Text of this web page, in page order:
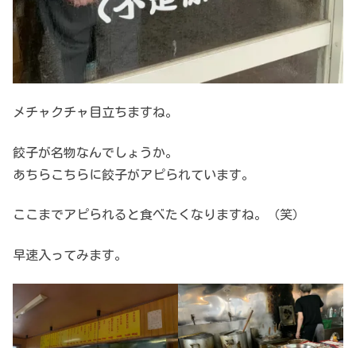
メチャクチャ目立ちますね。
餃子が名物なんでしょうか。
あちらこちらに餃子がアピられています。
ここまでアピられると食べたくなりますね。（笑）
早速入ってみます。